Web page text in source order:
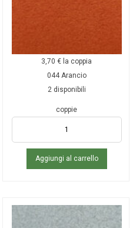
3,70€ la coppia
044 Arancio
2 disponibili
coppie
Aggiungi al carrello